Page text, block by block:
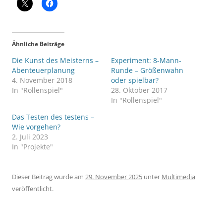
Ähnliche Beiträge
Die Kunst des Meisterns –
Abenteuerplanung
4. November 2018
In "Rollenspiel"
Experiment: 8-Mann-
Runde – Größenwahn
oder spielbar?
28. Oktober 2017
In "Rollenspiel"
Das Testen des testens –
Wie vorgehen?
2. Juli 2023
In "Projekte"
Dieser Beitrag wurde am 29. November 2025 unter Multimedia
veröffentlicht.